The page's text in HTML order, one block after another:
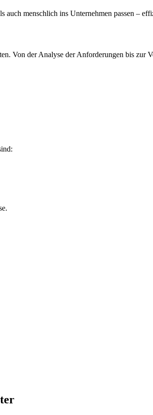
menschlich ins Unternehmen passen –
Von der Analyse der Anforderungen bis zur